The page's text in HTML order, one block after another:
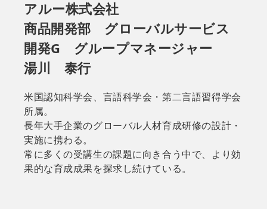
アルー株式会社
商品開発部 グローバルサービス
開発G グループマネージャー
湯川 泰行
米国認知科学会、言語科学会・第二言語習得学会
所属。
長年大手企業のグローバル人材育成研修の設計・
実施に携わる。
常に多くの受講生の課題に向き合う中で、より効
果的な育成成果を探求し続けている。